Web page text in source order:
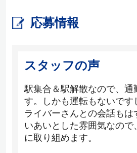
応募情報
スタッフの声
駅集合＆駅解散なので、通
す。しかも運転もないです
ライバーさんとの会話もは
いあいとした雰囲気なので
に取り組めます。